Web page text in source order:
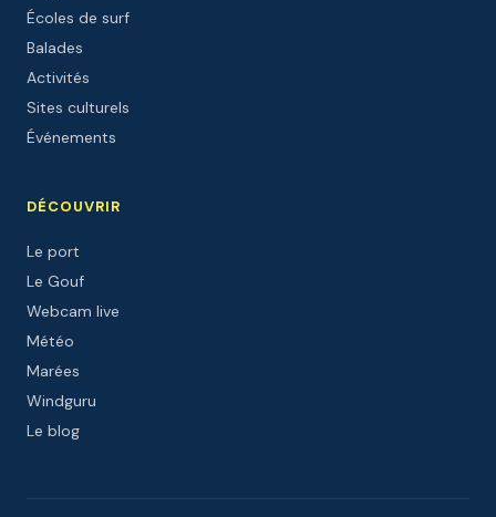
Écoles de surf
Balades
Activités
Sites culturels
Événements
DÉCOUVRIR
Le port
Le Gouf
Webcam live
Météo
Marées
Windguru
Le blog